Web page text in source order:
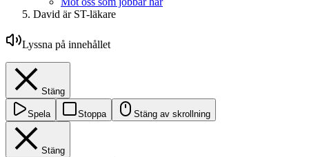
David är ST-läkare
Lyssna på innehållet
Stäng
Spela Stoppa Stäng av skrollning
Stäng